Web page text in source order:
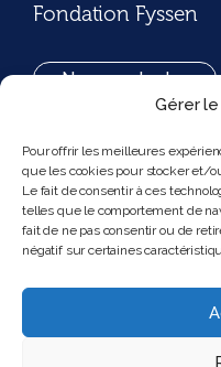
Gérer
Pour offrir les meilleures
que les cookies pour stocker et/
Le fait de consentir à ces
telles que le comportement de
fait de ne pas consentir ou de
négatif sur certaines
Fondation Fyssen
Nous contacter
194, rue de Rivoli
Nous suivre